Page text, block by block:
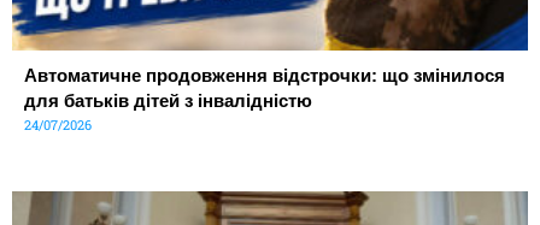
Автоматичне продовження відстрочки: що змінилося
для батьків дітей з інвалідністю
24/07/2026